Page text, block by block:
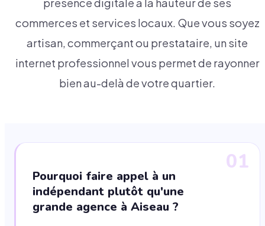
présence digitale à la hauteur de ses
commerces et services locaux. Que vous soyez
artisan, commerçant ou prestataire, un site
internet professionnel vous permet de rayonner
bien au-delà de votre quartier.
01
Pourquoi faire appel à un
indépendant plutôt qu'une
grande agence à Aiseau ?